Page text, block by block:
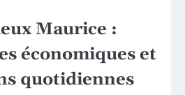
Maurice :
économiques et
quotidiennes